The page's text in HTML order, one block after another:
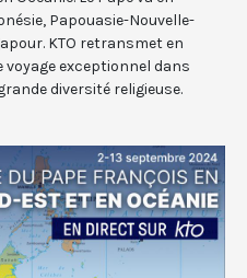
Papouasie-Nouvelle-
KTO retransmet en
exceptionnel dans
diversité religieuse.